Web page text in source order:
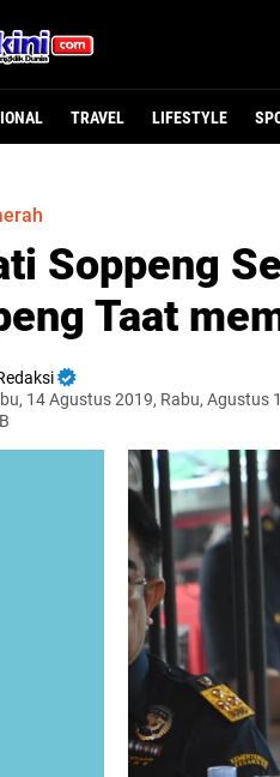
TRAVEL LIFESTYLE
Soppeng
Taat
14 Agustus 2019, Rabu, Agustus